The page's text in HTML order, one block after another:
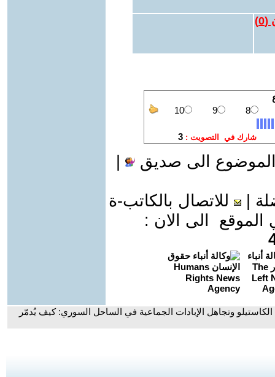
(
0
)
الى صديق
للاتصال بالكاتب-ة
الى الان :
وتجاهل الإبادات الجماعية في الساحل السوري: كيف يُدمّر